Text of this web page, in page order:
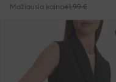
Mažiausia kaina41,99 €